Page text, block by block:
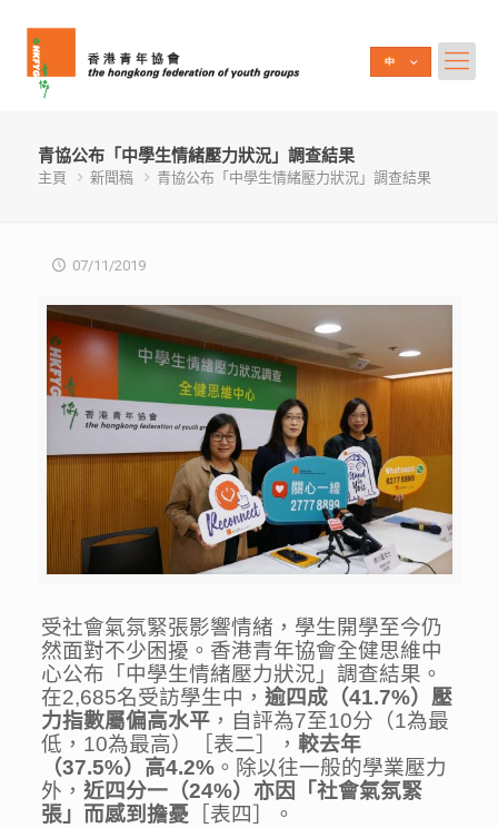
青協公布「中學生情緒壓力狀況」調查結果
主頁 新聞稿 青協公布「中學生情緒壓力狀況」調查結果
07/11/2019
受社會氣氛緊張影響情緒，學生開學至今仍
然面對不少困擾。香港青年協會全健思維中
心公布「中學生情緒壓力狀況」調查結果。
在2,685名受訪學生中，逾四成（41.7%）壓
力指數屬偏高水平 ，自評為7至10分（1為最
低，10為最高）［表二］，較去年
（37.5%）高4.2% 。除以往一般的學業壓力
外，近四分一（24%） 亦因
「社會氣氛緊
張」 而感到擔憂 ［表四］。